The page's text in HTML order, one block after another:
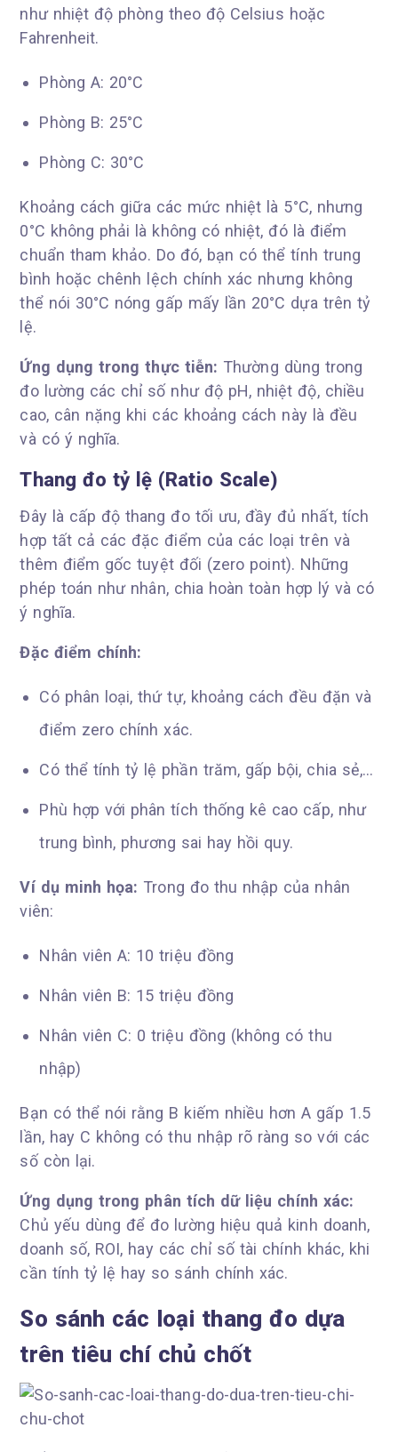
như nhiệt độ phòng theo độ Celsius hoặc
Fahrenheit.
Phòng A: 20°C
Phòng B: 25°C
Phòng C: 30°C
Khoảng cách giữa các mức nhiệt là 5°C, nhưng
0°C không phải là không có nhiệt, đó là điểm
chuẩn tham khảo. Do đó, bạn có thể tính trung
bình hoặc chênh lệch chính xác nhưng không
thể nói 30°C nóng gấp mấy lần 20°C dựa trên tỷ
lệ.
Ứng dụng trong thực tiễn: Thường dùng trong
đo lường các chỉ số như độ pH, nhiệt độ, chiều
cao, cân nặng khi các khoảng cách này là đều
và có ý nghĩa.
Thang đo tỷ lệ (Ratio Scale)
Đây là cấp độ thang đo tối ưu, đầy đủ nhất, tích
hợp tất cả các đặc điểm của các loại trên và
thêm điểm gốc tuyệt đối (zero point). Những
phép toán như nhân, chia hoàn toàn hợp lý và có
ý nghĩa.
Đặc điểm chính:
Có phân loại, thứ tự, khoảng cách đều đặn và
điểm zero chính xác.
Có thể tính tỷ lệ phần trăm, gấp bội, chia sẻ,…
Phù hợp với phân tích thống kê cao cấp, như
trung bình, phương sai hay hồi quy.
Ví dụ minh họa: Trong đo thu nhập của nhân
viên:
Nhân viên A: 10 triệu đồng
Nhân viên B: 15 triệu đồng
Nhân viên C: 0 triệu đồng (không có thu
nhập)
Bạn có thể nói rằng B kiếm nhiều hơn A gấp 1.5
lần, hay C không có thu nhập rõ ràng so với các
số còn lại.
Ứng dụng trong phân tích dữ liệu chính xác:
Chủ yếu dùng để đo lường hiệu quả kinh doanh,
doanh số, ROI, hay các chỉ số tài chính khác, khi
cần tính tỷ lệ hay so sánh chính xác.
So sánh các loại thang đo dựa
trên tiêu chí chủ chốt